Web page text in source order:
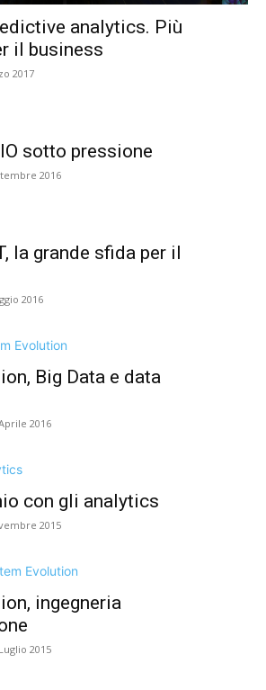
analytics. Più
il business
2017
sotto pressione
2016
la grande sfida per il
2016
Big Data e data
2016
con gli analytics
2015
ingegneria
2015